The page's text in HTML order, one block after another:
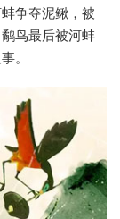
争夺泥鳅，被
鸟最后被河蚌
。